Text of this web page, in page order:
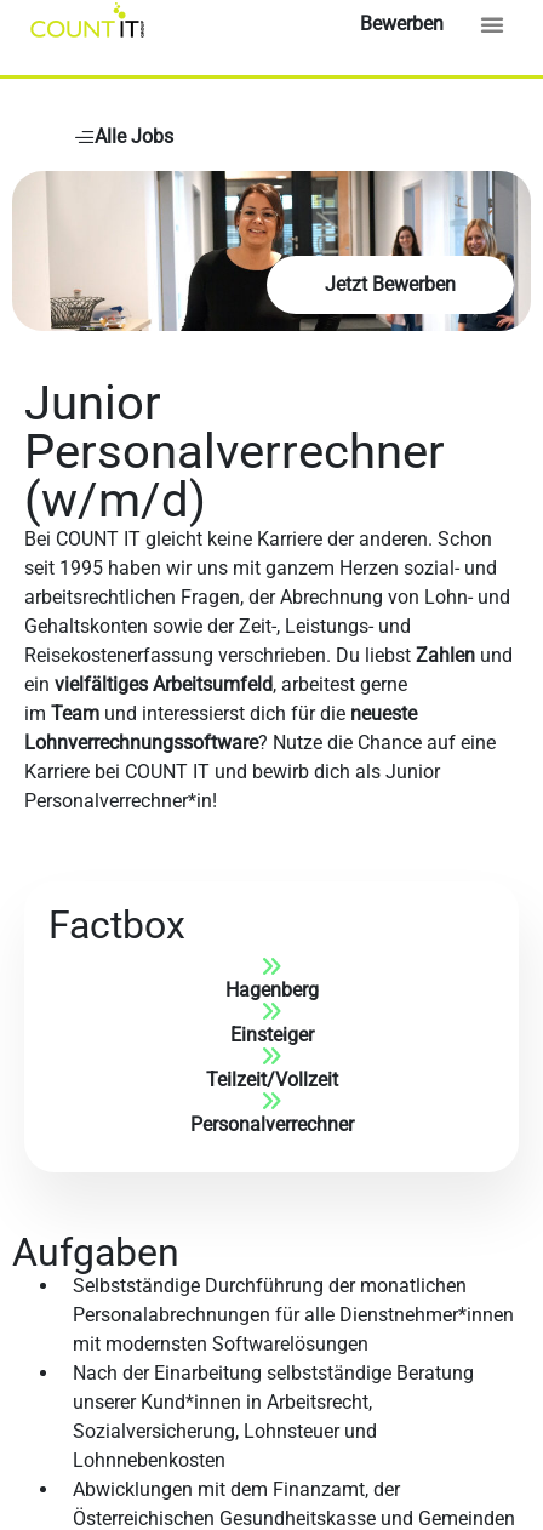
Bewerben
Jetzt Bewerben
Alle Jobs
Junior
Personalverrechner
(w/m/d)
Bei COUNT IT gleicht keine Karriere der anderen. Schon
seit 1995 haben wir uns mit ganzem Herzen sozial- und
arbeitsrechtlichen Fragen, der Abrechnung von Lohn- und
Gehaltskonten sowie der Zeit-, Leistungs- und
Reisekostenerfassung verschrieben. Du liebst Zahlen und
ein vielfältiges Arbeitsumfeld, arbeitest gerne
im Team und interessierst dich für die neueste
Lohnverrechnungssoftware? Nutze die Chance auf eine
Karriere bei COUNT IT und bewirb dich als Junior
Personalverrechner*in!
Factbox
Hagenberg
Einsteiger
Teilzeit/Vollzeit
Personalverrechner
Aufgaben
Selbstständige Durchführung der monatlichen
Personalabrechnungen für alle Dienstnehmer*innen
mit modernsten Softwarelösungen
Nach der Einarbeitung selbstständige Beratung
unserer Kund*innen in Arbeitsrecht,
Sozialversicherung, Lohnsteuer und
Lohnnebenkosten
Abwicklungen mit dem Finanzamt, der
Österreichischen Gesundheitskasse und Gemeinden